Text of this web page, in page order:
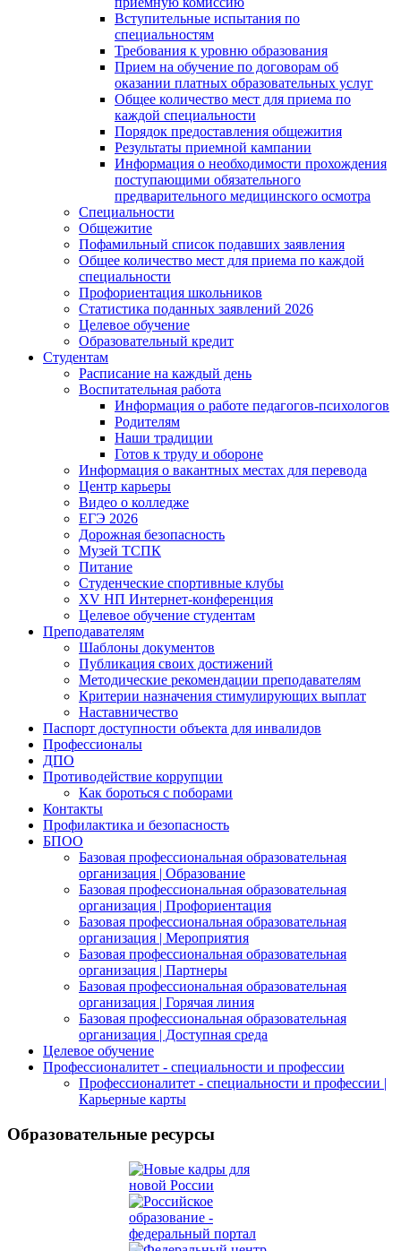
Вступительные испытания по
специальностям
Требования к уровню образования
Прием на обучение по договорам об
оказании платных образовательных услуг
Общее количество мест для приема по
каждой специальности
Порядок предоставления общежития
Результаты приемной кампании
Информация о необходимости прохождения
поступающими обязательного
предварительного медицинского осмотра
Специальности
Общежитие
Пофамильный список подавших заявления
Общее количество мест для приема по каждой
специальности
Профориентация школьников
Статистика поданных заявлений 2026
Целевое обучение
Образовательный кредит
Студентам
Расписание на каждый день
Воспитательная работа
Информация о работе педагогов-психологов
Родителям
Наши традиции
Готов к труду и обороне
Информация о вакантных местах для перевода
Центр карьеры
Видео о колледже
ЕГЭ 2026
Дорожная безопасность
Музей ТСПК
Питание
Студенческие спортивные клубы
XV НП Интернет-конференция
Целевое обучение студентам
Преподавателям
Шаблоны документов
Публикация своих достижений
Методические рекомендации преподавателям
Критерии назначения стимулирующих выплат
Наставничество
Паспорт доступности объекта для инвалидов
Профессионалы
ДПО
Противодействие коррупции
Как бороться с поборами
Контакты
Профилактика и безопасность
БПОО
Базовая профессиональная образовательная
организация | Образование
Базовая профессиональная образовательная
организация | Профориентация
Базовая профессиональная образовательная
организация | Мероприятия
Базовая профессиональная образовательная
организация | Партнеры
Базовая профессиональная образовательная
организация | Горячая линия
Базовая профессиональная образовательная
организация | Доступная среда
Целевое обучение
Профессионалитет - специальности и профессии
Профессионалитет - специальности и профессии |
Карьерные карты
Образовательные ресурсы